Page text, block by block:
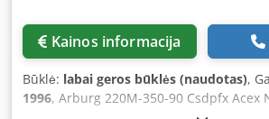
Kainos informacija
Būklė: labai geros būklės (naudotas),
1996, Arburg 220M-350-90 Csdpfx Acex